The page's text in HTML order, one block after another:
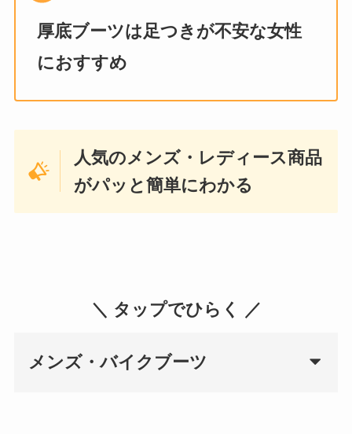
厚底ブーツは足つきが不安な女性
におすすめ
人気のメンズ・レディース商品
がパッと簡単にわかる
＼ タップでひらく ／
メンズ・バイクブーツ